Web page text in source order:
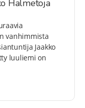
Halmetoja
vanhimmista
Jaakko
luuliemi on